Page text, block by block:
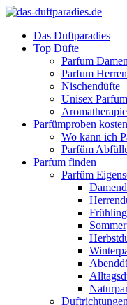
Das Duftparadies
Top Düfte
Parfum Damen
Parfum Herren
Nischendüfte
Unisex
Aromatherapie
Parfümproben
Wo kann ich
Parfüm
Parfum finden
Parfüm
Duftrichtungen